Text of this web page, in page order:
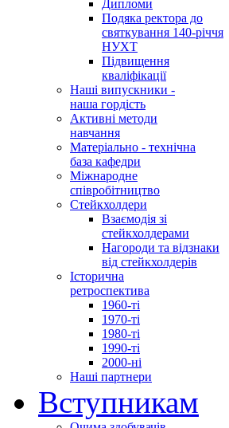
Дипломи
Подяка ректора до
святкування 140-річчя
НУХТ
Підвищення
кваліфікації
Наші випускники -
наша гордість
Активні методи
навчання
Матеріально - технічна
база кафедри
Міжнародне
співробітництво
Стейкхолдери
Взаємодія зі
стейкхолдерами
Нагороди та відзнаки
від стейкхолдерів
Історична
ретроспектива
1960-ті
1970-ті
1980-ті
1990-ті
2000-ні
Наші партнери
Вступникам